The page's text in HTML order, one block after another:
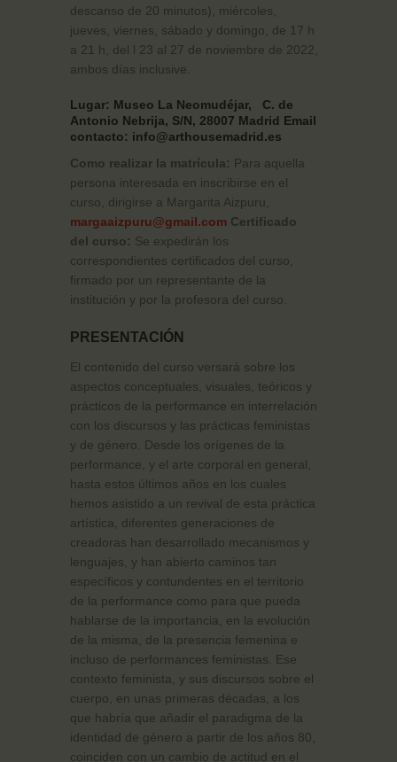
descanso de 20 minutos), miércoles,
jueves, viernes, sábado y domingo, de 17 h
a 21 h, del l 23 al 27 de noviembre de 2022,
ambos días inclusive.
Lugar: Museo La Neomudéjar, C. de
Antonio Nebrija, S/N, 28007 Madrid Email
contacto: info@arthousemadrid.es
Como realizar la matrícula: Para aquella
persona interesada en inscribirse en el
curso, dirigirse a Margarita Aizpuru,
margaaizpuru@gmail.com Certificado
del curso: Se expedirán los
correspondientes certificados del curso,
firmado por un representante de la
institución y por la profesora del curso.
PRESENTACIÓN
El contenido del curso versará sobre los
aspectos conceptuales, visuales, teóricos y
prácticos de la performance en interrelación
con los discursos y las prácticas feministas
y de género. Desde los orígenes de la
performance, y el arte corporal en general,
hasta estos últimos años en los cuales
hemos asistido a un revival de esta práctica
artística, diferentes generaciones de
creadoras han desarrollado mecanismos y
lenguajes, y han abierto caminos tan
específicos y contundentes en el territorio
de la performance como para que pueda
hablarse de la importancia, en la evolución
de la misma, de la presencia femenina e
incluso de performances feministas. Ese
contexto feminista, y sus discursos sobre el
cuerpo, en unas primeras décadas, a los
que habría que añadir el paradigma de la
identidad de género a partir de los años 80,
coinciden con un cambio de actitud en el